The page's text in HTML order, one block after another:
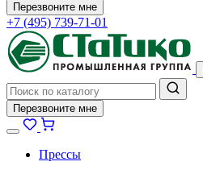
Перезвоните мне
+7 (495) 739-71-01
Перезвоните мне
Прессы